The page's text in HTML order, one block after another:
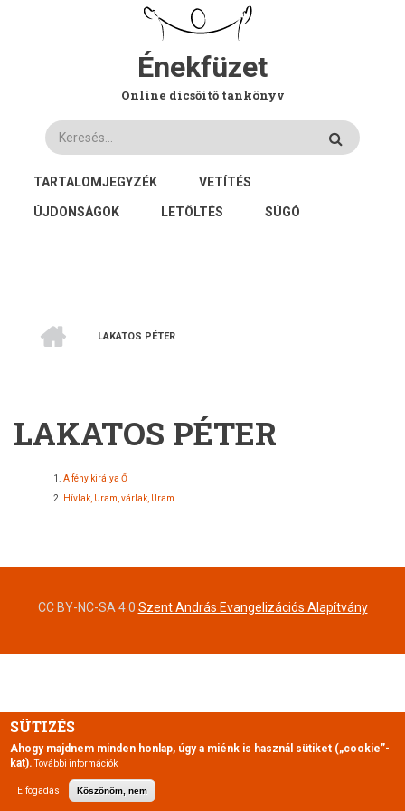
Énekfüzet
Online dicsőítő tankönyv
Keresés
FŐ
NAVIGÁCIÓ
TARTALOMJEGYZÉK VETÍTÉS
ÚJDONSÁGOK LETÖLTÉS SÚGÓ
LAKATOS PÉTER
LAKATOS PÉTER
A fény királya Ő
Hívlak, Uram, várlak, Uram
CC BY-NC-SA 4.0 Szent András Evangelizációs Alapítvány
SÜTIZÉS
Ahogy majdnem minden honlap, úgy a miénk is használ sütiket („cookie”-
kat). További információk
Elfogadás Köszönöm, nem